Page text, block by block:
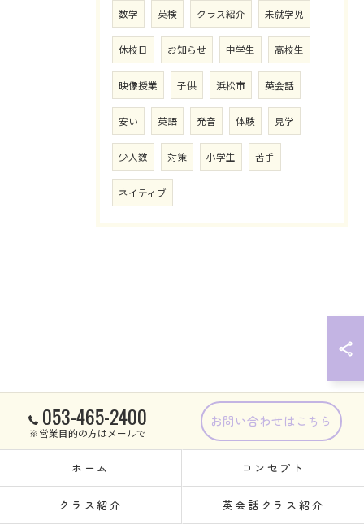
数学 英検 クラス紹介 未就学児
休校日 お知らせ 中学生 高校生
映像授業 子供 浜松市 英会話
安い 英語 発音 体験 見学
少人数 対策 小学生 苦手
ネイティブ
053-465-2400
※営業目的の方はメールで
お問い合わせはこちら
ホーム コンセプト
クラス紹介 英会話クラス紹介